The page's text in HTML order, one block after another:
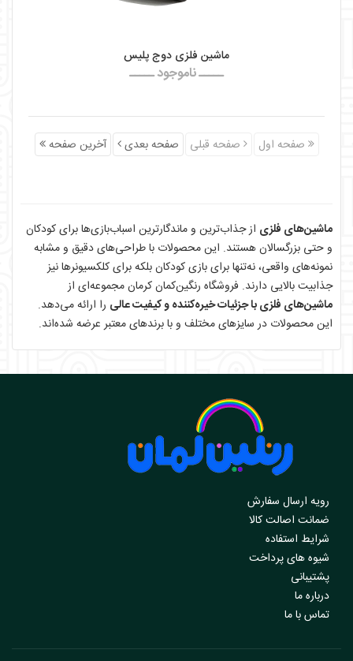
ماشین فلزی دوج پلیس
ـــــ ناموجود ـــــ
صفحه اول صفحه قبلی صفحه بعدی آخرین صفحه
ماشین‌های فلزی از جذاب‌ترین و ماندگارترین اسباب‌بازی‌ها برای کودکان
و حتی بزرگسالان هستند. این محصولات با طراحی‌های دقیق و مشابه
نمونه‌های واقعی، نه‌تنها برای بازی کودکان بلکه برای کلکسیونرها نیز
جذابیت بالایی دارند. فروشگاه رنگین‌کمان کرمان مجموعه‌ای از
ماشین‌های فلزی با جزئیات خیره‌کننده و کیفیت عالی را ارائه می‌دهد.
این محصولات در سایزهای مختلف و با برندهای معتبر عرضه شده‌اند.
رویه ارسال سفارش
ضمانت اصالت کالا
شرایط استفاده
شیوه های پرداخت
پشتیبانی
درباره ما
تماس با ما